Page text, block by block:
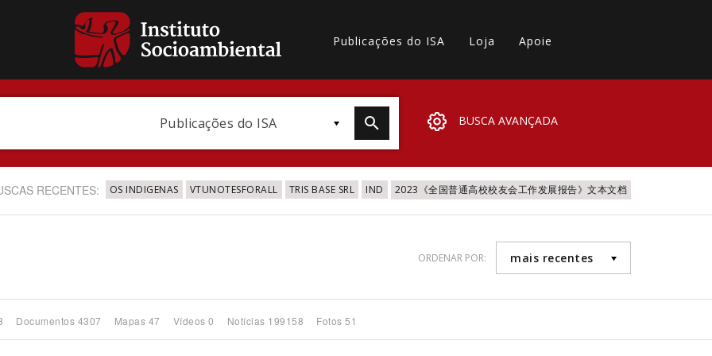
Publicações do ISA Loja Apoie
Publicações do ISA BUSCA AVANÇADA
RECENTES: OS INDIGENAS VTUNOTESFORALL TRIS BASE SRL IND 2023《全国普通高校校友会工作发展报告》文本文档
ORDENAR POR: mais recentes
Documentos 4307 Mapas 47 Vídeos 0 Notícias 199158 Fotos 51